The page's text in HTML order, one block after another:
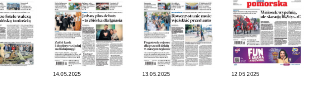
14.05.2025 13.05.2025 12.05.2025